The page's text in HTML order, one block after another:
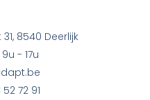
8540 Deerlijk
- 17u
72 91